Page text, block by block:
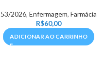
53/2026, Enfermagem, Farmácia
R$60,00
ADICIONAR AO CARRINHO